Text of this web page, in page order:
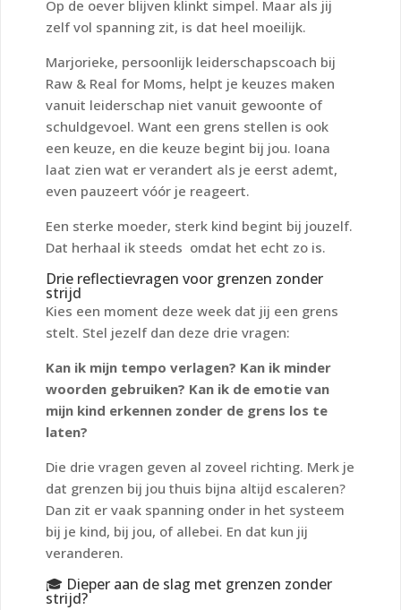
Op de oever blijven klinkt simpel. Maar als jij
zelf vol spanning zit, is dat heel moeilijk.
Marjorieke, persoonlijk leiderschapscoach bij
Raw & Real for Moms, helpt je keuzes maken
vanuit leiderschap niet vanuit gewoonte of
schuldgevoel. Want een grens stellen is ook
een keuze, en die keuze begint bij jou. Ioana
laat zien wat er verandert als je eerst ademt,
even pauzeert vóór je reageert.
Een sterke moeder, sterk kind begint bij jouzelf.
Dat herhaal ik steeds omdat het echt zo is.
Drie reflectievragen voor grenzen zonder
strijd
Kies een moment deze week dat jij een grens
stelt. Stel jezelf dan deze drie vragen:
Kan ik mijn tempo verlagen? Kan ik minder
woorden gebruiken? Kan ik de emotie van
mijn kind erkennen zonder de grens los te
laten?
Die drie vragen geven al zoveel richting. Merk je
dat grenzen bij jou thuis bijna altijd escaleren?
Dan zit er vaak spanning onder in het systeem
bij je kind, bij jou, of allebei. En dat kun jij
veranderen.
🎓 Dieper aan de slag met grenzen zonder
strijd?